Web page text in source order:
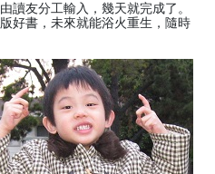
讀友分工輸入，幾天就完成了。
好書，未來就能浴火重生，隨時